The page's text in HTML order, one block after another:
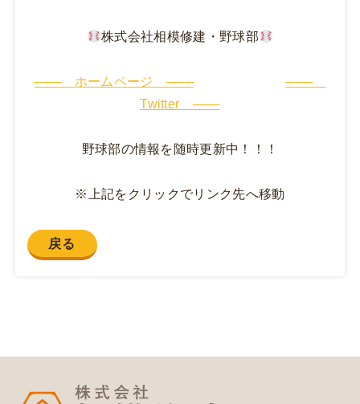
株式会社相模修建・野球部
─── ホームページ ───
───
Twitter ───
野球部の情報を随時更新中！！！
※上記をクリックでリンク先へ移動
戻る